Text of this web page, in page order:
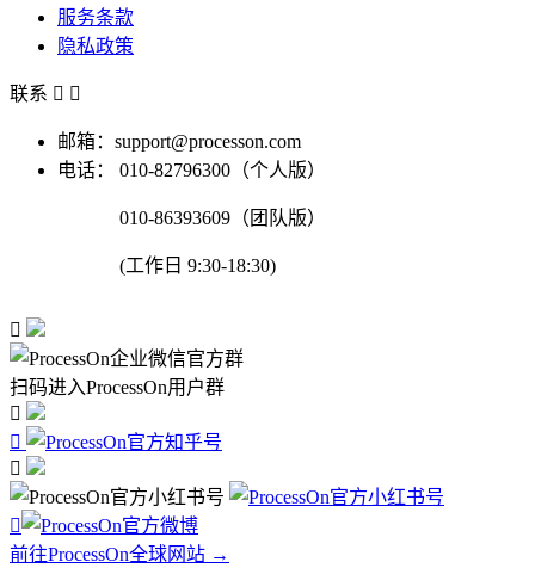
服务条款
隐私政策
联系  
邮箱：support@processon.com
电话：
010-82796300（个人版）
010-86393609（团队版）
(工作日 9:30-18:30)

扫码进入ProcessOn用户群




前往ProcessOn全球网站 →